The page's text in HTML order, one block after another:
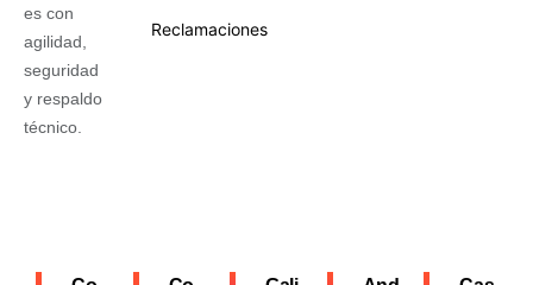
es con
agilidad,
seguridad
y respaldo
técnico.
Reclamaciones